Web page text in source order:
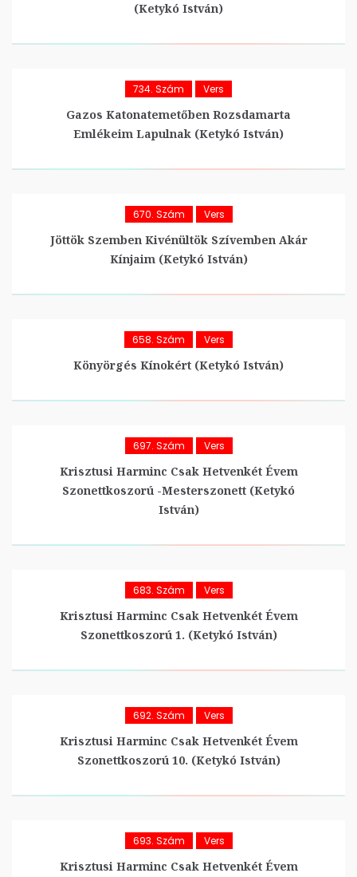
(Ketykó István)
734. Szám Vers
Gazos Katonatemetőben Rozsdamarta
Emlékeim Lapulnak (Ketykó István)
670. Szám Vers
Jöttök Szemben Kivénültök Szívemben Akár
Kínjaim (Ketykó István)
658. Szám Vers
Könyörgés Kínokért (Ketykó István)
697. Szám Vers
Krisztusi Harminc Csak Hetvenkét Évem
Szonettkoszorú -Mesterszonett (Ketykó
István)
683. Szám Vers
Krisztusi Harminc Csak Hetvenkét Évem
Szonettkoszorú 1. (Ketykó István)
692. Szám Vers
Krisztusi Harminc Csak Hetvenkét Évem
Szonettkoszorú 10. (Ketykó István)
693. Szám Vers
Krisztusi Harminc Csak Hetvenkét Évem